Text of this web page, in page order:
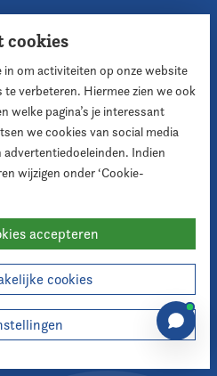
Raadsleden
cookies
in om activiteiten op onze website
te verbeteren. Hiermee zien we ook
welke pagina’s je interessant
we cookies van social media
Indien
wijzigen onder ‘Cookie-
accepteren
cookies